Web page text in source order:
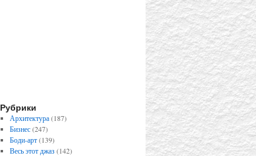
Рубрики
Архитектура(187)
Бизнес(247)
Боди-арт(139)
Весь этот джаз(142)